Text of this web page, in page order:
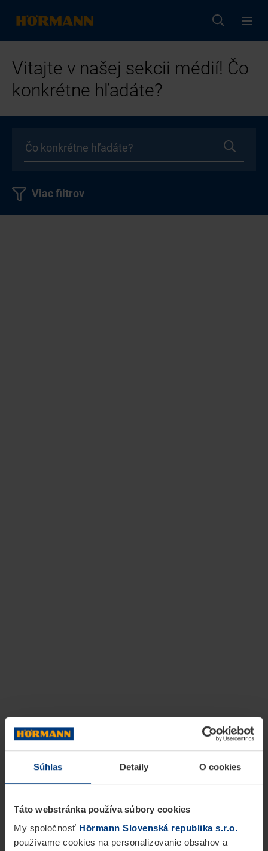
Súhlas Detaily O cookies
Táto webstránka používa súbory cookies
My spoločnosť Hörmann Slovenská republika s.r.o.
používame cookies na personalizovanie obsahov a
Vitajte v našej sekcii médií! Čo
konkrétne hľadáte?
Viac filtrov